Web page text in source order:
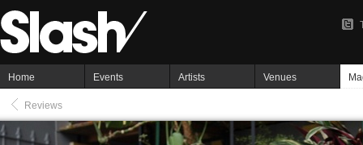
Home Events Artists Venues
Reviews